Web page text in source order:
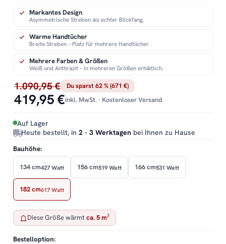
1.090,95 € Du sparst 62 % (671 €)
419,95 €inkl. MwSt. · Kostenloser Versand
Auf Lager
Heute bestellt, in 2 - 3 Werktagen bei Ihnen zu Hause
Markantes Design
Asymmetrische Streben als echter Blickfang.
Warme Handtücher
Breite Streben – Platz für mehrere Handtücher.
Mehrere Farben & Größen
Weiß und Anthrazit – in mehreren Größen erhältlich.
Bauhöhe:
134 cm427 Watt 156 cm519 Watt 166 cm531 Watt
182 cm617 Watt
Diese Größe wärmt ca. 5 m²
Bestelloption: